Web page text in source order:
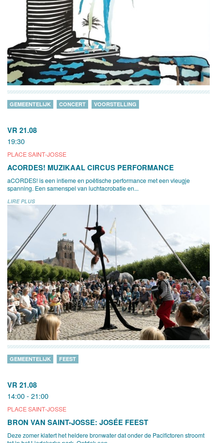
VR 21.08
19:30
PLACE SAINT-JOSSE
GEMEENTELIJK CONCERT VOORSTELLING
ACORDES! MUZIKAAL CIRCUS PERFORMANCE
aCORDES! is een intieme en poëtische performance met een vleugje
spanning. Een samenspel van luchtacrobatie en...
LIRE PLUS
VR 21.08
14:00 - 21:00
PLACE SAINT-JOSSE
GEMEENTELIJK FEEST
BRON VAN SAINT-JOSSE: JOSÉE FEEST
Deze zomer klatert het heldere bronwater dat onder de Pacifictoren stroomt